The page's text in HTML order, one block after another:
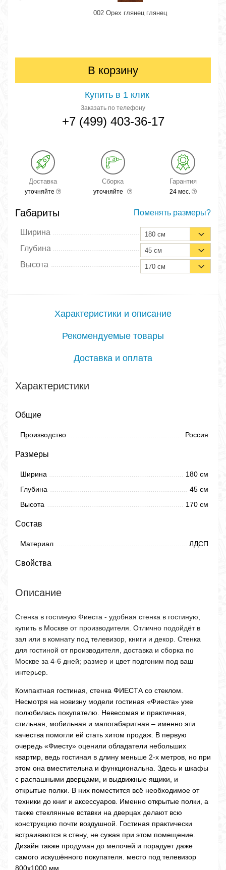
002 Орех глянец глянец
В корзину
Купить в 1 клик
Заказать по телефону
+7 (499) 403-36-17
Доставка
уточняйте
Сборка
уточняйте
Гарантия
24 мес.
Габариты Поменять размеры?
Ширина 180 см
Глубина 45 см
Высота 170 см
Характеристики и описание
Рекомендуемые товары
Доставка и оплата
Характеристики
Общие
Производство Россия
Размеры
Ширина
180 см
Глубина
45 см
Высота
170 см
Состав
Материал ЛДСП
Свойства
Описание
Стенка в гостиную Фиеста - удобная стенка в гостиную,
купить в Москве от производителя. Отлично подойдёт в
зал или в комнату под телевизор, книги и декор. Стенка
для гостиной от производителя, доставка и сборка по
Москве за 4-6 дней; размер и цвет подгоним под ваш
интерьер.
Компактная гостиная, стенка ФИЕСТА со стеклом.
Несмотря на новизну модели гостиная «Фиеста» уже
полюбилась покупателю. Невесомая и практичная,
стильная, мобильная и малогабаритная – именно эти
качества помогли ей стать хитом продаж. В первую
очередь «Фиесту» оценили обладатели небольших
квартир, ведь гостиная в длину меньше 2-х метров, но при
этом она вместительна и функциональна. Здесь и шкафы
с распашными дверцами, и выдвижные ящики, и
открытые полки. В них поместится всё необходимое от
техники до книг и аксессуаров. Именно открытые полки, а
также стеклянные вставки на дверцах делают всю
конструкцию почти воздушной. Гостиная практически
встраиваются в стену, не сужая при этом помещение.
Дизайн также продуман до мелочей и порадует даже
самого искушённого покупателя. место под телевизор
800х1000 мм.